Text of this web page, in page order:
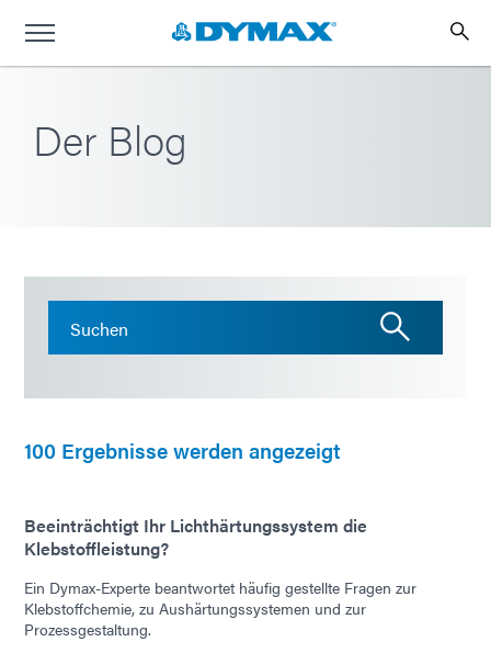
Der Blog
100 Ergebnisse werden angezeigt
Beeinträchtigt Ihr Lichthärtungssystem die
Klebstoffleistung?
Ein Dymax-Experte beantwortet häufig gestellte Fragen zur
Klebstoffchemie, zu Aushärtungssystemen und zur
Prozessgestaltung.